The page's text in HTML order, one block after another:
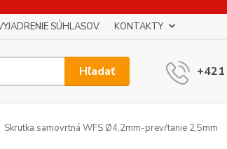
SÚHLASOV KONTAKTY
Hľadať
Skrutka samovrtná WFS Ø4,2mm-prevŕtanie 2,5mm